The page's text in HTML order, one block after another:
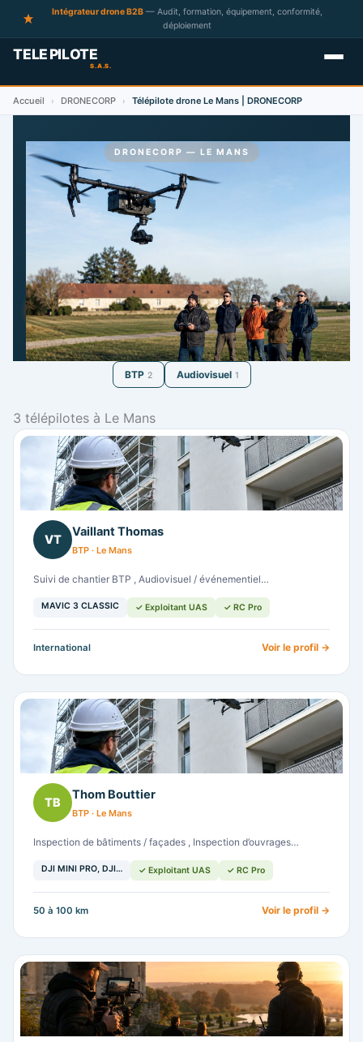
Intégrateur drone B2B — Audit, formation, équipement, conformité,
déploiement
Accueil › DRONECORP › Télépilote drone Le Mans | DRONECORP
DRONECORP — LE MANS
Télépilotes de drone à Le
Mans
3 télépilotes référencés à Le Mans et alentours.
Devis gratuit sur mesure.
DEMANDER UN DEVIS GRATUIT
BTP 2 Audiovisuel 1
3 télépilotes à Le Mans
VT
Vaillant Thomas
BTP · Le Mans
Suivi de chantier BTP , Audiovisuel / événementiel…
MAVIC 3 CLASSIC ✓ Exploitant UAS ✓ RC Pro
International Voir le profil →
TB
Thom Bouttier
BTP · Le Mans
Inspection de bâtiments / façades , Inspection d’ouvrages…
DJI MINI PRO, DJI… ✓ Exploitant UAS ✓ RC Pro
50 à 100 km Voir le profil →